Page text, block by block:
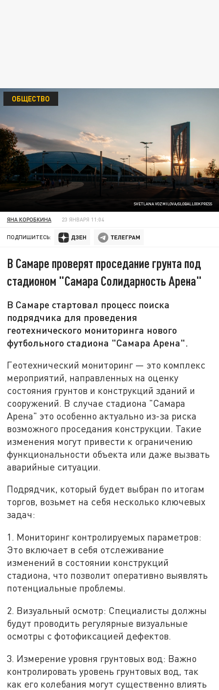
SVETLANA VOZMILOVA/GLOBALLOOKPRESS
ОБЩЕСТВО
ЯНА КОРОБКИНА 23 ЯНВАРЯ 11:04
ПОДПИШИТЕСЬ:
В Самаре проверят проседание грунта под
стадионом "Самара Солидарность Арена"
В Самаре стартовал процесс поиска
подрядчика для проведения
геотехнического мониторинга нового
футбольного стадиона "Самара Арена".
Геотехнический мониторинг — это комплекс
мероприятий, направленных на оценку
состояния грунтов и конструкций зданий и
сооружений. В случае стадиона "Самара
Арена" это особенно актуально из-за риска
возможного проседания конструкции. Такие
изменения могут привести к ограничению
функциональности объекта или даже вызвать
аварийные ситуации.
Подрядчик, который будет выбран по итогам
торгов, возьмет на себя несколько ключевых
задач:
1. Мониторинг контролируемых параметров:
Это включает в себя отслеживание
изменений в состоянии конструкций
стадиона, что позволит оперативно выявлять
потенциальные проблемы.
2. Визуальный осмотр: Специалисты должны
будут проводить регулярные визуальные
осмотры с фотофиксацией дефектов.
3. Измерение уровня грунтовых вод: Важно
контролировать уровень грунтовых вод, так
как его колебания могут существенно влиять